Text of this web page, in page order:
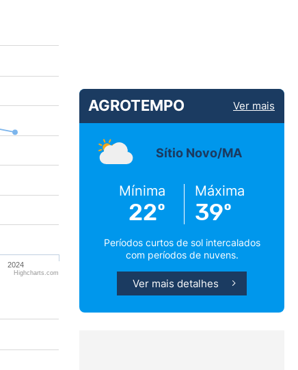
2024
Highcharts.com
AGROTEMPO Ver mais
Sítio Novo/MA
Mínima
22º
Máxima
39º
Períodos curtos de sol intercalados
com períodos de nuvens.
Ver mais detalhes